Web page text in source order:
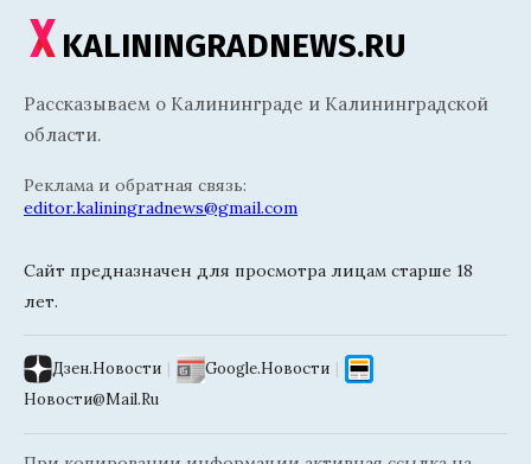
KALININGRADNEWS.RU
Рассказываем о Калининграде и Калининградской
области.
Реклама и обратная связь:
editor.kaliningradnews@gmail.com
Сайт предназначен для просмотра лицам старше 18
лет.
Дзен.Новости | Google.Новости |
Новости@Mail.Ru